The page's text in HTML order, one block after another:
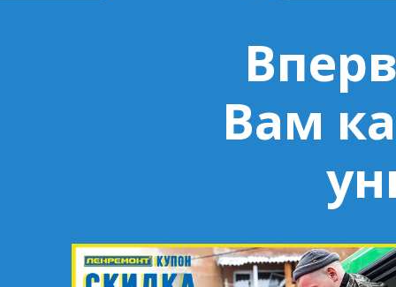
Вам